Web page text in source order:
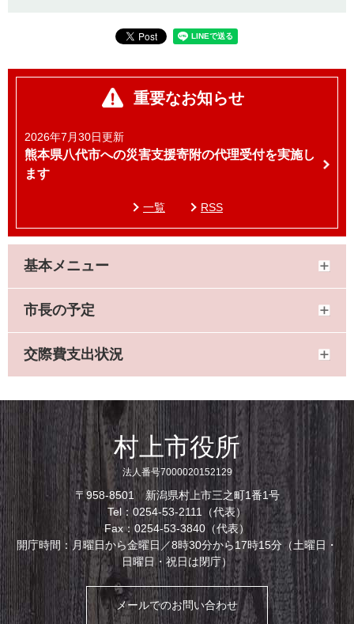
重要なお知らせ
2026年7月30日更新
熊本県八代市への災害支援寄附の代理受付を実施し
ます
一覧 RSS
基本メニュー
市長の予定
交際費支出状況
村上市役所
法人番号7000020152129
〒958-8501 新潟県村上市三之町1番1号
Tel：0254-53-2111（代表）
Fax：0254-53-3840（代表）
開庁時間：月曜日から金曜日／8時30分から17時15分（土曜日・
日曜日・祝日は閉庁）
メールでのお問い合わせ